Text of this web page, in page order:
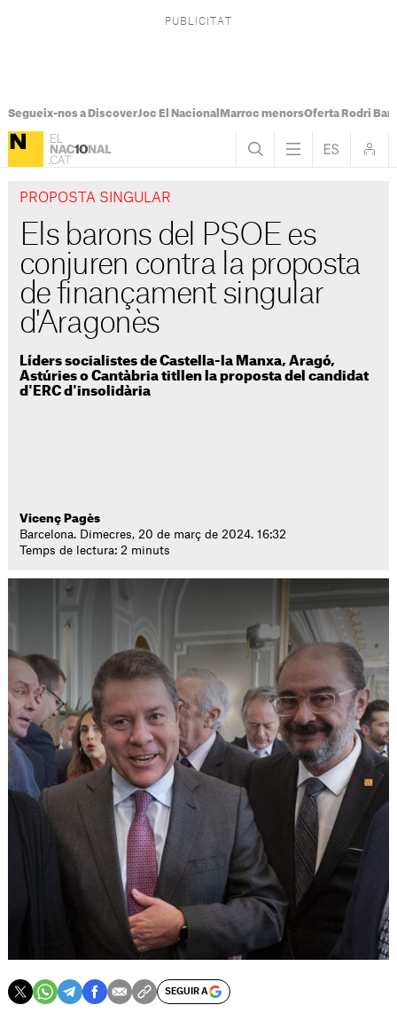
Segueix-nos a DiscoverJoc El Nacional Marroc menorsOferta Rodri
PROPOSTA SINGULAR
Els barons del PSOE es
conjuren contra la proposta
de finançament singular
d'Aragonès
Líders socialistes de Castella-la Manxa, Aragó,
Astúries o Cantàbria titllen la proposta del candidat
d'ERC d'insolidària
Vicenç Pagès
Barcelona. Dimecres, 20 de març de 2024. 16:32
Temps de lectura: 2 minuts
SEGUIR A